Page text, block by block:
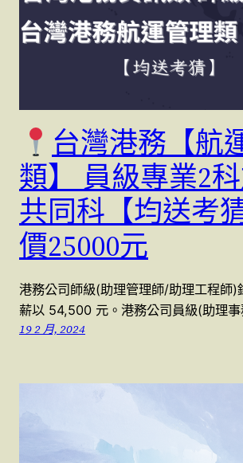
台灣港務【航
類】 員級專業2
共同科【均送考
價25000元
港務公司師級(助理管理師/助理工程師)
薪以 54,500 元。港務公司員級(助理
19 2 月, 2024